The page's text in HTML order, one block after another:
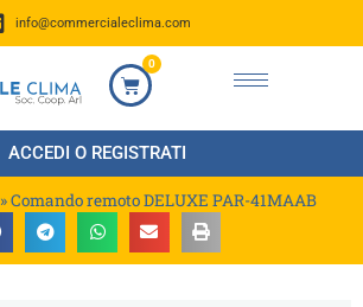
info@commercialeclima.com
0
ACCEDI O REGISTRATI
»Comando remoto DELUXE PAR-41MAAB